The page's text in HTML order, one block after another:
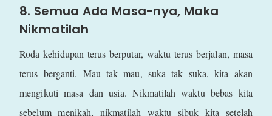
8. Semua Ada Masa-nya, Maka
Nikmatilah
Roda kehidupan terus berputar, waktu terus berjalan, masa
terus berganti. Mau tak mau, suka tak suka, kita akan
mengikuti masa dan usia. Nikmatilah waktu bebas kita
sebelum menikah, nikmatilah waktu sibuk kita setelah